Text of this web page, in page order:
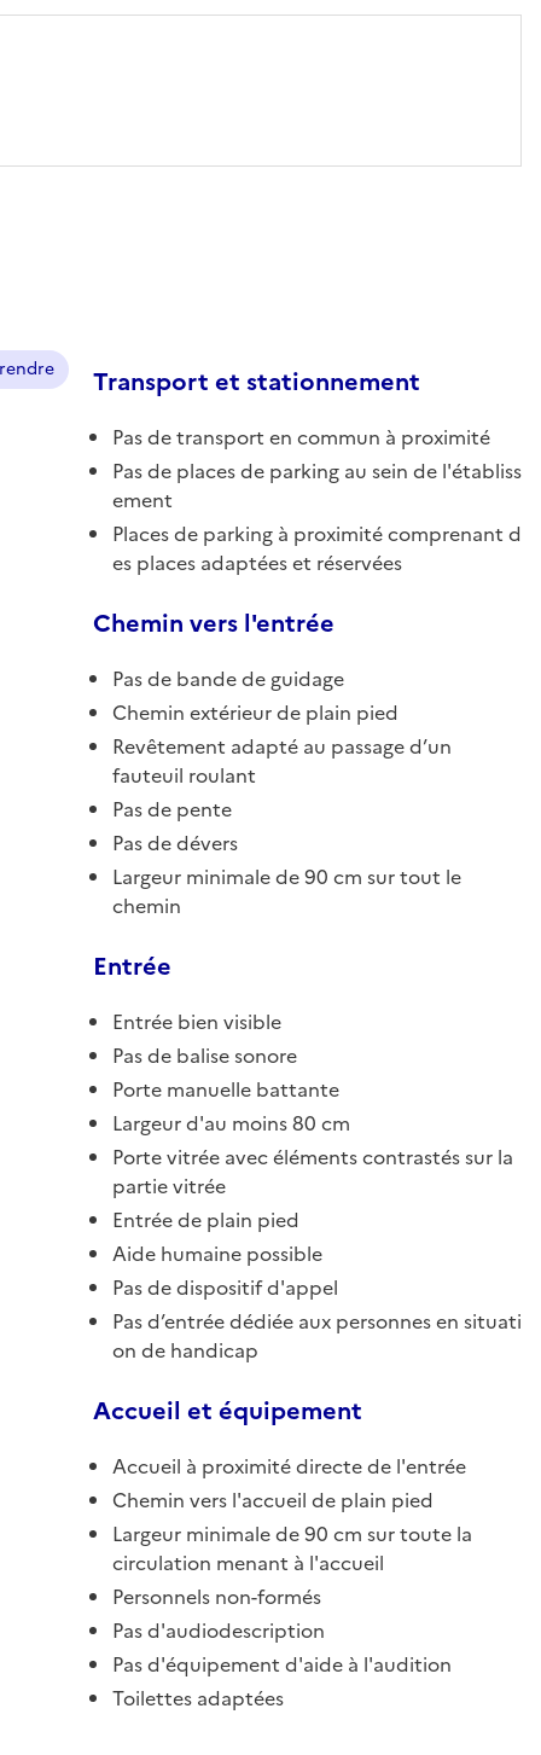
Transport et stationnement
Pas de transport en commun à proximité
Pas de places de parking au sein de l'établiss
ement
Places de parking à proximité comprenant d
es places adaptées et réservées
Chemin vers l'entrée
Pas de bande de guidage
Chemin extérieur de plain pied
Revêtement adapté au passage d’un
fauteuil roulant
Pas de pente
Pas de dévers
Largeur minimale de 90 cm sur tout le
chemin
Entrée
Entrée bien visible
Pas de balise sonore
Porte manuelle battante
Largeur d'au moins 80 cm
Porte vitrée avec éléments contrastés sur la
partie vitrée
Entrée de plain pied
Aide humaine possible
Pas de dispositif d'appel
Pas d’entrée dédiée aux personnes en situati
on de handicap
Accueil et équipement
Accueil à proximité directe de l'entrée
Chemin vers l'accueil de plain pied
Largeur minimale de 90 cm sur toute la
circulation menant à l'accueil
Personnels non-formés
Pas d'audiodescription
Pas d'équipement d'aide à l'audition
Toilettes adaptées